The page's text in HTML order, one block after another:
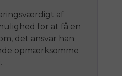
af
for at få en
det ansvar han
opmærksomme